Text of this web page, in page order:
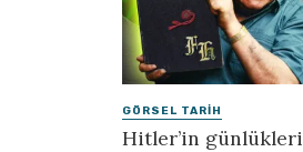
GÖRSEL TARIH
Hitler’in günlükleri